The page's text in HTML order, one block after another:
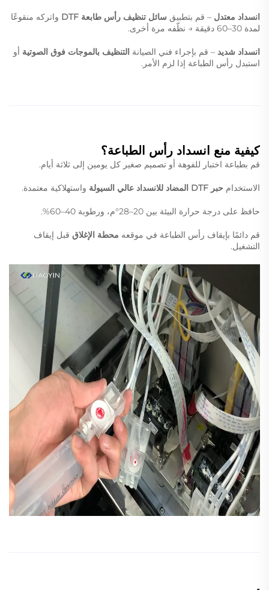
انسداد معتدل – قم بتطبيق سائل تنظيف رأس طابعة DTF
واتركه منقوعًا
لمدة 30–60 دقيقة → نظّفه مرة أخرى.
انسداد شديد – قم بإجراء فني الصيانة التنظيف بالموجات فوق الصوتية أو
استبدل رأس الطباعة إذا لزم الأمر.
كيفية منع انسداد رأس الطباعة؟
قم بطباعة اختبار للفوهة أو تصميم صغير كل يومين إلى ثلاثة أيام.
الاستخدام حبر DTF المضاد للانسداد عالي السيولة واستهلاكية معتمدة.
حافظ على درجة حرارة البيئة بين 20–28°م، ورطوبة 40–60%.
قم دائمًا بإيقاف رأس الطباعة في موقعه محطة الإغلاق قبل إيقاف
التشغيل.